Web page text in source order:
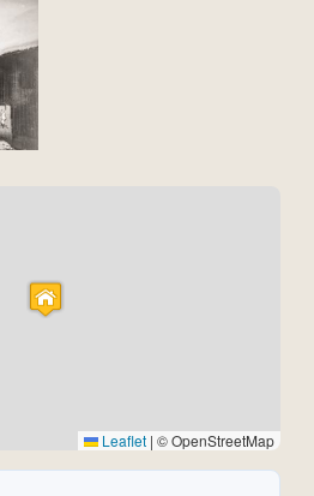
Leaflet | © OpenStreetMap